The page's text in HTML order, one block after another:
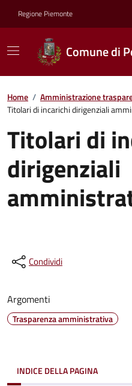
Regione Piemonte
Comune di
Home / Amministrazione
Titolari di incarichi dirigenziali
Titolari di
dirigenziali
Condividi
Argomenti
Trasparenza amministrativa
INDICE DELLA PAGINA